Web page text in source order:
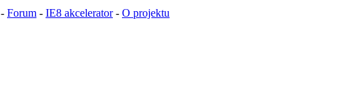
- Forum - IE8 akcelerator- O projektu